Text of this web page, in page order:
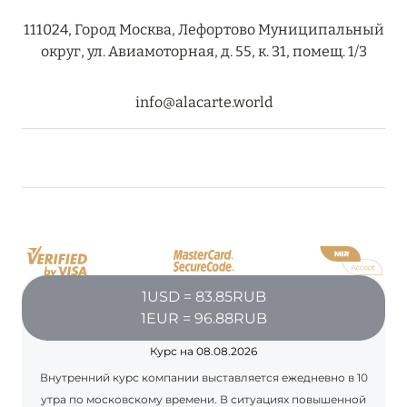
08 августа 2024
THE NAUTILUS MALDIVES: МАНТЫ, КИТОВЫЕ
АКУЛЫ И ПРЕДЛОЖЕНИЯ ОТ ОТЕЛЯ
ONE&ONLY PORTONOVI: В АВГУСТЕ ПО
СПЕЦИАЛЬНЫМ ЦЕНАМ
BIJAL: АКТУАЛЬНЫЕ СПЕЦИАЛЬНЫЕ
111024, Город Москва, Лефортово Муниципальный
округ, ул. Авиамоторная, д. 55, к. 31, помещ. 1/3
info@alacarte.world
1USD = 83.85RUB
1EUR = 96.88RUB
Курс на 08.08.2026
Внутренний курс компании выставляется ежедневно в 10
утра по московскому времени. В ситуациях повышенной